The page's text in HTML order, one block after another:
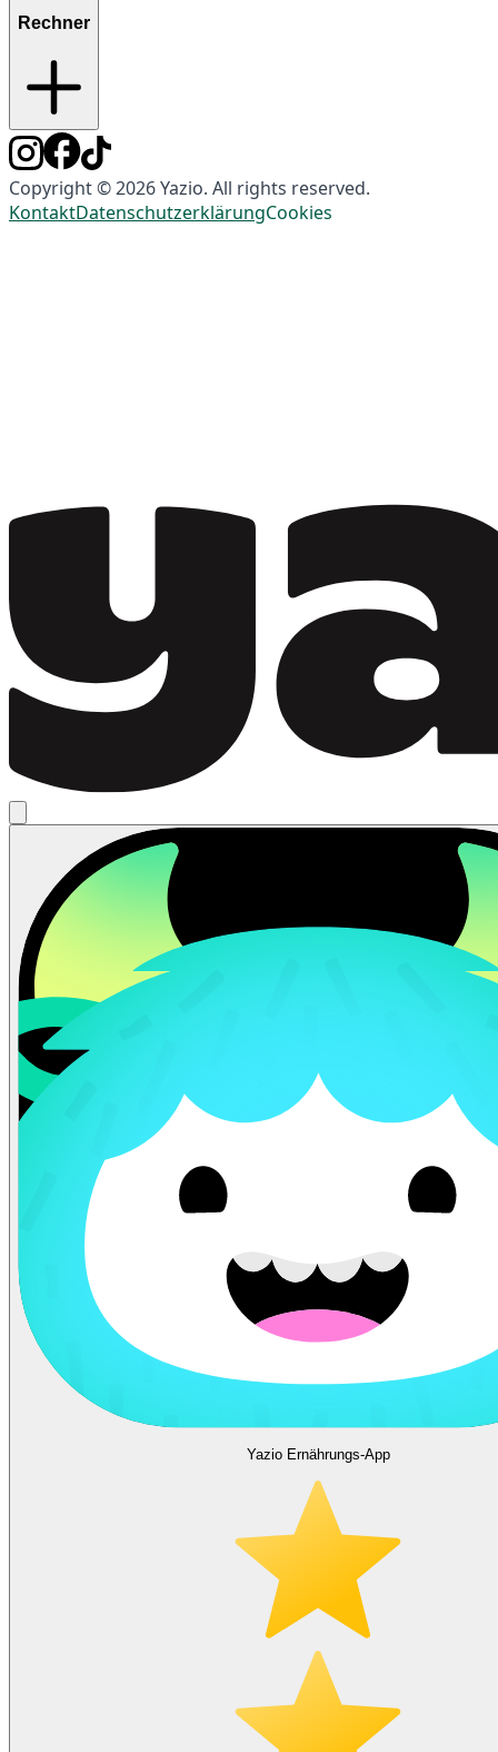
Rechner
Copyright © 2026 Yazio. All rights reserved.
KontaktDatenschutzerklärungCookies
Yazio Ernährungs-App